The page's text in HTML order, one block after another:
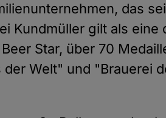
das
Kundmüller gilt als
Star, über 70
Welt" und "Brauerei